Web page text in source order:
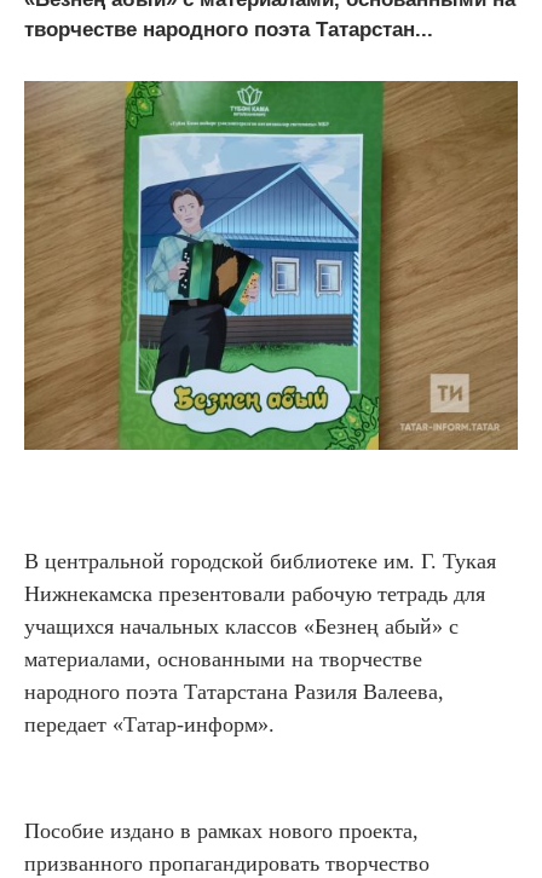
творчестве народного поэта Татарстан...
В центральной городской библиотеке им. Г. Тукая
Нижнекамска презентовали рабочую тетрадь для
учащихся начальных классов «Безнең абый» с
материалами, основанными на творчестве
народного поэта Татарстана Разиля Валеева,
передает «Татар-информ».
Пособие издано в рамках нового проекта,
призванного пропагандировать творчество